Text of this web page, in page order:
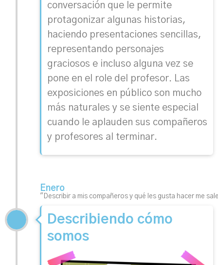
conversación que le permite
protagonizar algunas historias,
haciendo presentaciones sencillas,
representando personajes
graciosos e incluso alguna vez se
pone en el role del profesor. Las
exposiciones en público son mucho
más naturales y se siente especial
cuando le aplauden sus compañeros
y profesores al terminar.
Enero
"Describir a mis compañeros y qué les gusta hacer me
Describiendo cómo
somos